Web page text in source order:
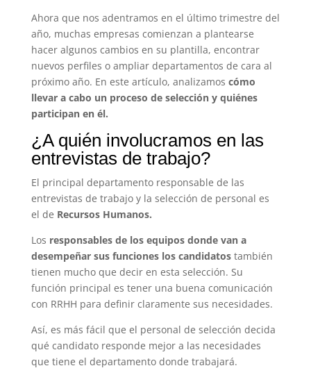
Ahora que nos adentramos en el último trimestre del
año, muchas empresas comienzan a plantearse
hacer algunos cambios en su plantilla, encontrar
nuevos perfiles o ampliar departamentos de cara al
próximo año. En este artículo, analizamos cómo
llevar a cabo un proceso de selección y quiénes
participan en él.
¿A quién involucramos en las
entrevistas de trabajo?
El principal departamento responsable de las
entrevistas de trabajo y la selección de personal es
el de Recursos Humanos.
Los responsables de los equipos donde van a
desempeñar sus funciones los candidatostambién
tienen mucho que decir en esta selección. Su
función principal es tener una buena comunicación
con RRHH para definir claramente sus necesidades.
Así, es más fácil que el personal de selección decida
qué candidato responde mejor a las necesidades
que tiene el departamento donde trabajará.